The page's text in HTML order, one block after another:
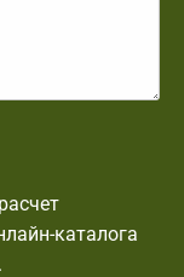
каталога